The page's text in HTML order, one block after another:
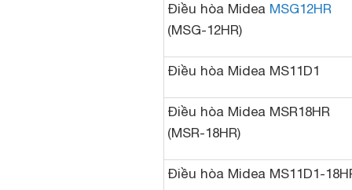
Điều hòa Midea MSG12HR
(MSG-12HR)
Điều hòa Midea MS11D1
Điều hòa Midea MSR18HR
(MSR-18HR)
Điều hòa Midea MS11D1-